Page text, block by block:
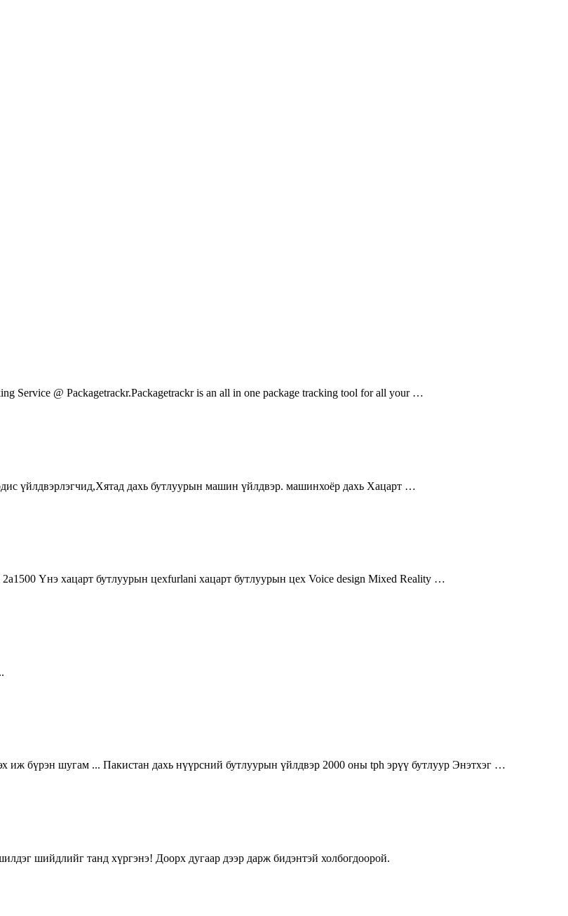
Service @ Packagetrackr.Packagetrackr is an all in one package tracking tool for all your …
үйлдвэрлэгчид,Хятад дахь бутлуурын машин үйлдвэр. машинхоёр дахь Хацарт …
Үнэ хацарт бутлуурын цехfurlani хацарт бутлуурын цех Voice design Mixed Reality …
иж бүрэн шугам ... Пакистан дахь нүүрсний бутлуурын үйлдвэр 2000 оны tph эрүү бутлуур Энэтхэг …
шийдлийг танд хүргэнэ! Доорх дугаар дээр дарж бидэнтэй холбогдоорой.